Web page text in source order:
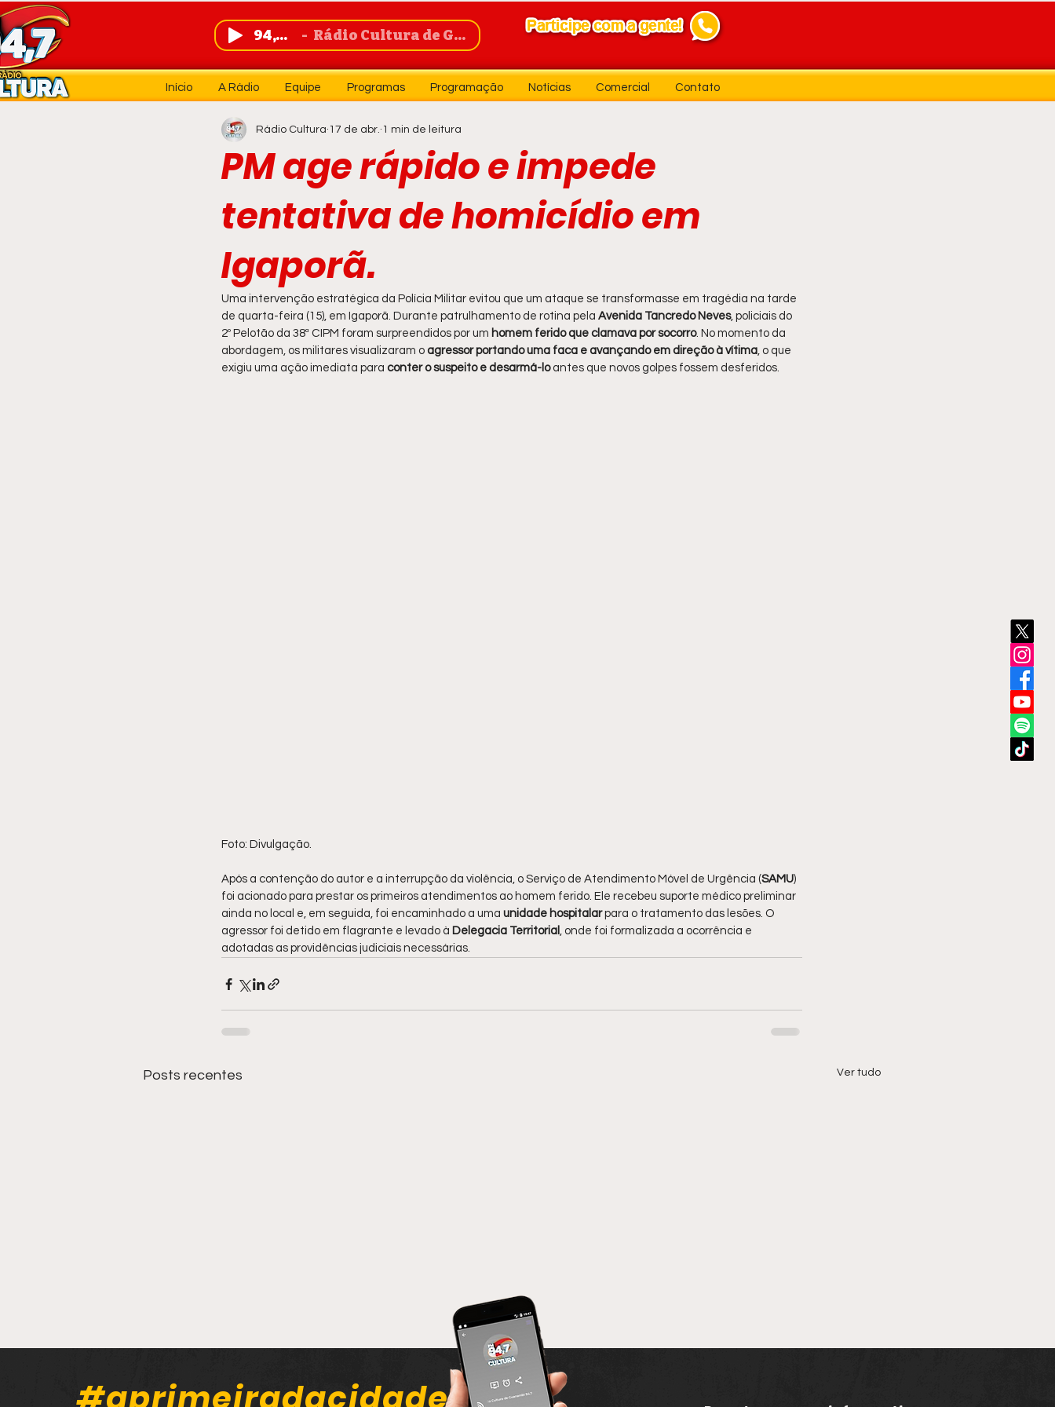
94,7 FM Rádio Cultura de Guanambi
Início A Rádio Equipe Programas Programação Notícias Comercial Contato
PM age rápido e impede
tentativa de homicídio em
Igaporã.
Rádio Cultura 17 de abr. 1 min de leitura
Uma intervenção estratégica da Polícia Militar evitou que um ataque se transformasse em tragédia na tarde
de quarta-feira (15), em Igaporã. Durante patrulhamento de rotina pela Avenida Tancredo Neves, policiais do
2º Pelotão da 38ª CIPM foram surpreendidos por um homem ferido que clamava por socorro. No momento da
abordagem, os militares visualizaram o agressor portando uma faca e avançando em direção à vítima, o que
exigiu uma ação imediata para conter o suspeito e desarmá-lo antes que novos golpes fossem desferidos.
Foto: Divulgação.
Após a contenção do autor e a interrupção da violência, o Serviço de Atendimento Móvel de Urgência (SAMU)
foi acionado para prestar os primeiros atendimentos ao homem ferido. Ele recebeu suporte médico preliminar
ainda no local e, em seguida, foi encaminhado a uma unidade hospitalar para o tratamento das lesões. O
agressor foi detido em flagrante e levado à Delegacia Territorial , onde foi formalizada a ocorrência e
adotadas as providências judiciais necessárias.
Posts recentes Ver tudo
#aprimeiradacidade